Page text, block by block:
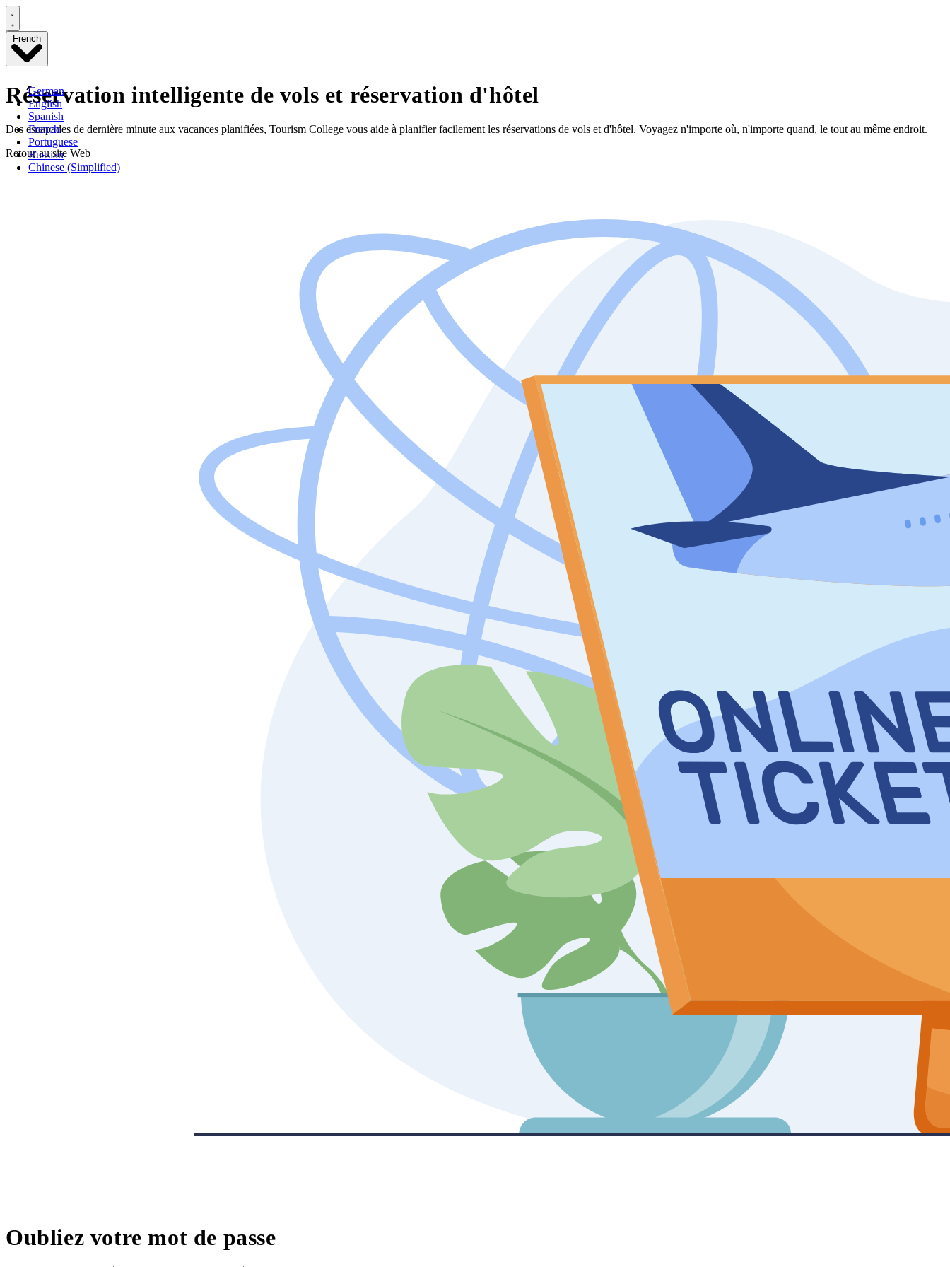
French
German
English
Spanish
French
Portuguese
Russian
Chinese (Simplified)
Réservation intelligente de vols et réservation d'hôtel
Des escapades de dernière minute aux vacances planifiées, Tourism College vous aide à planifier facilement les réservations de vols et d'hôtel. Voyagez n'importe où, n'importe quand, le tout au même endroit.
Retour au site Web
Oubliez votre mot de passe